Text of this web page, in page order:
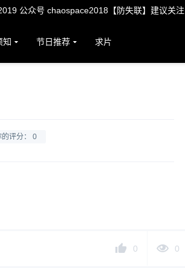
公众号 chaospace2018【防失联】建议关注
知 节日推荐 求片
的评分： 0
0 0